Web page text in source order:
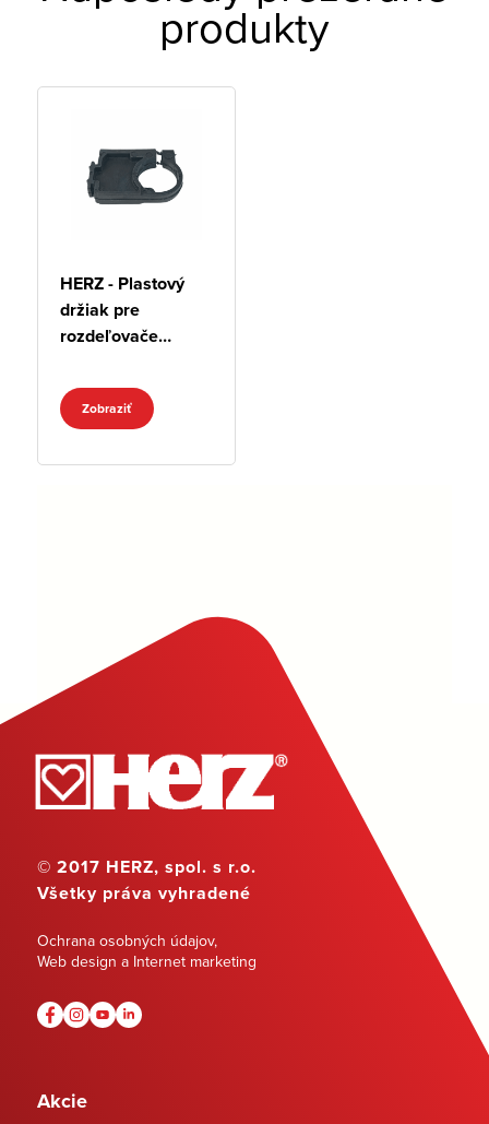
produkty
HERZ - Plastový
držiak pre
rozdeľovače
Zobraziť
© 2017 HERZ, spol. s r.o.
Všetky práva vyhradené
Ochrana osobných údajov,
Web design a Internet marketing
Akcie